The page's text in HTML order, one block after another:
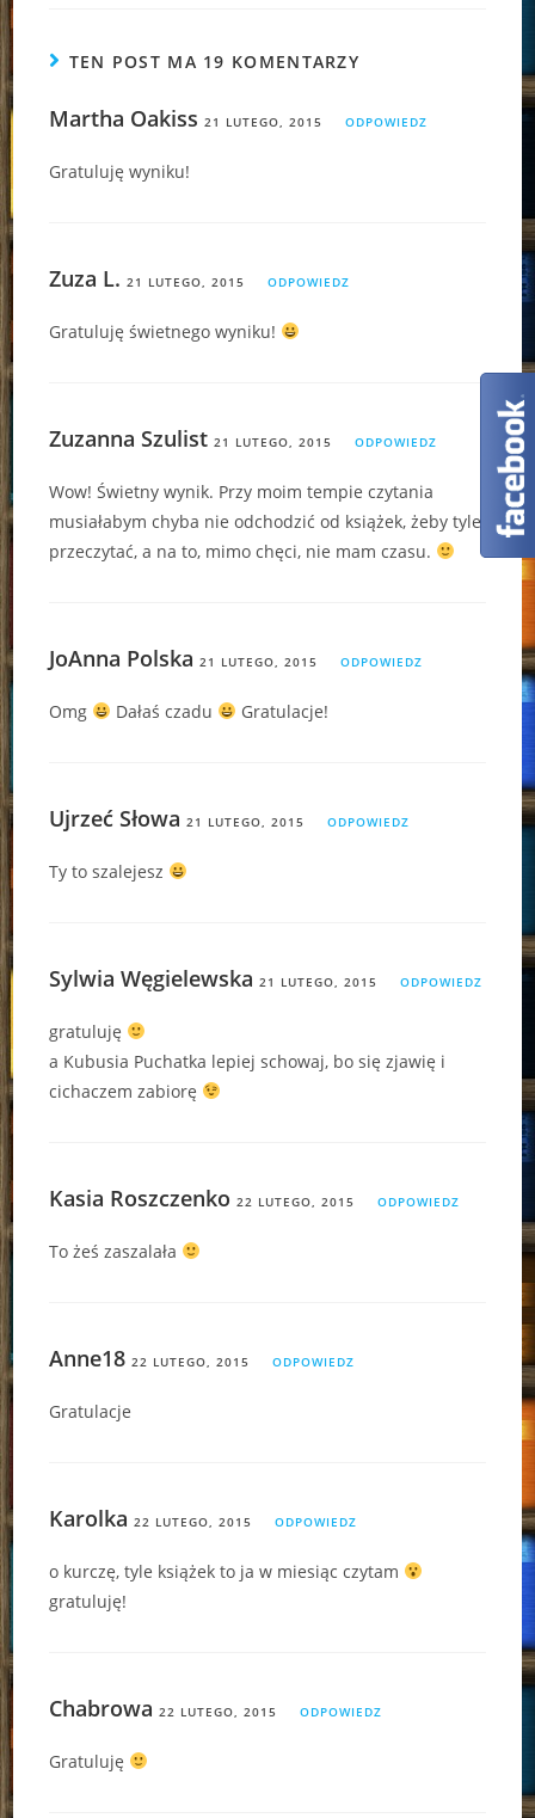
TEN POST MA 19 KOMENTARZY
Martha Oakiss 21 LUTEGO, 2015 ODPOWIEDZ
Gratuluję wyniku!
Zuza L. 21 LUTEGO, 2015 ODPOWIEDZ
Gratuluję świetnego wyniku!
Zuzanna Szulist 21 LUTEGO, 2015 ODPOWIEDZ
Wow! Świetny wynik. Przy moim tempie czytania
musiałabym chyba nie odchodzić od książek, żeby tyle
przeczytać, a na to, mimo chęci, nie mam czasu.
JoAnna Polska 21 LUTEGO, 2015 ODPOWIEDZ
Omg Dałaś czadu Gratulacje!
Ujrzeć Słowa 21 LUTEGO, 2015 ODPOWIEDZ
Ty to szalejesz
Sylwia Węgielewska 21 LUTEGO, 2015 ODPOWIEDZ
gratuluję
a Kubusia Puchatka lepiej schowaj, bo się zjawię i
cichaczem zabiorę
Kasia Roszczenko 22 LUTEGO, 2015 ODPOWIEDZ
To żeś zaszalała
Anne18 22 LUTEGO, 2015 ODPOWIEDZ
Gratulacje
Karolka 22 LUTEGO, 2015 ODPOWIEDZ
o kurczę, tyle książek to ja w miesiąc czytam
gratuluję!
Chabrowa 22 LUTEGO, 2015 ODPOWIEDZ
Gratuluję